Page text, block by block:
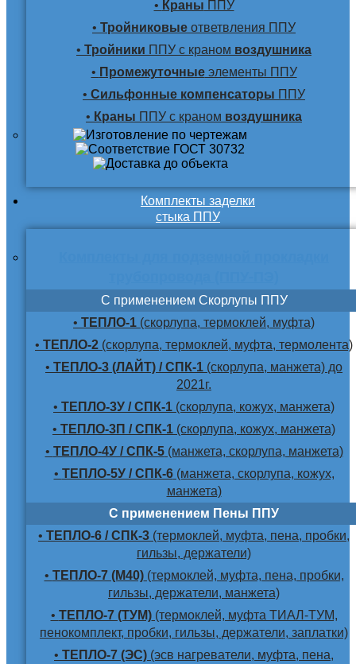
• Краны ППУ
• Тройниковые ответвления ППУ
• Тройники ППУ с краном воздушника
• Промежуточныеэлементы ППУ
• Сильфонные компенсаторы ППУ
• Краны ППУ с краном воздушника
Комплекты заделки
стыка ППУ
С применением Скорлупы ППУ
• ТЕПЛО-1 (скорлупа, термоклей, муфта)
• ТЕПЛО-2 (скорлупа, термоклей, муфта, термолента)
• ТЕПЛО-3 (ЛАЙТ) / СПК-1 (скорлупа, манжета) до
2021г.
• ТЕПЛО-3У / СПК-1 (скорлупа, кожух, манжета)
• ТЕПЛО-3П / СПК-1 (скорлупа, кожух, манжета)
• ТЕПЛО-4У / СПК-5(манжета, скорлупа, манжета)
• ТЕПЛО-5У / СПК-6(манжета, скорлупа, кожух,
манжета)
С применением Пены ППУ
• ТЕПЛО-6 / СПК-3 (термоклей, муфта, пена, пробки,
гильзы, держатели)
• ТЕПЛО-7 (М40)(термоклей, муфта, пена, пробки,
гильзы, держатели, манжета)
• ТЕПЛО-7 (ТУМ)(термоклей, муфта ТИАЛ-ТУМ,
пенокомплект, пробки, гильзы, держатели, заплатки)
• ТЕПЛО-7 (ЭС) (эсв нагреватели, муфта, пена,